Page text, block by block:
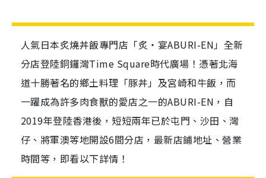
人氣日本炙燒丼飯專門店「炙‧宴ABURI-EN」全新
分店登陸銅鑼灣Time Square時代廣場！憑著北海
道十勝著名的鄉土料理「豚丼」及宮崎和牛飯，而
一躍成為許多肉食獸的愛店之一的ABURI-EN，自
2019年登陸香港後，短短兩年已於屯門、沙田、灣
仔、將軍澳等地開設6間分店，最新店鋪地址、營業
時間等，即看以下詳情！